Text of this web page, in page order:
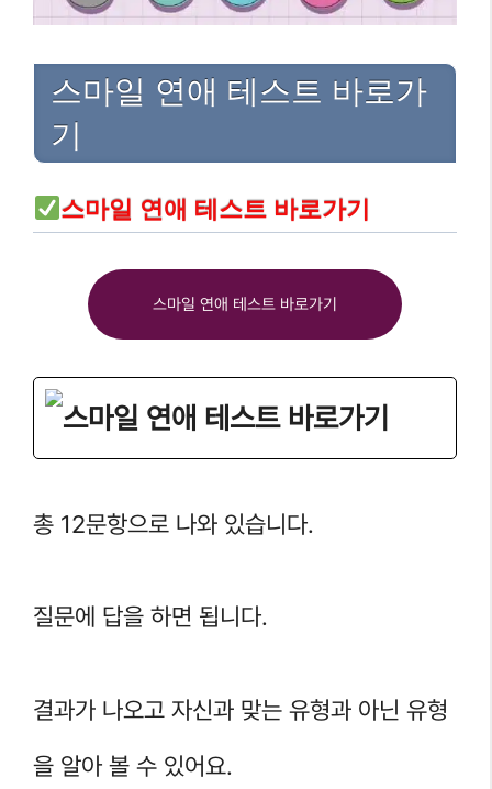
스마일 연애 테스트 바로가
기
스마일 연애 테스트 바로가기
스마일 연애 테스트 바로가기
스마일 연애 테스트 바로가기
총 12문항으로 나와 있습니다.
질문에 답을 하면 됩니다.
결과가 나오고 자신과 맞는 유형과 아닌 유형
을 알아 볼 수 있어요.